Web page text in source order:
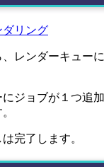
レンダーキュー
ジョブが１つ追
完了します。